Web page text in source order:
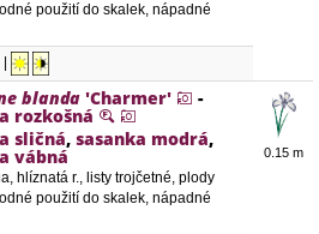
použití do skalek, nápadné
blanda 'Charmer' -
rozkošná
sličná, sasanka modrá,
vábná
hlíznatá r., listy trojčetné, plody
použití do skalek, nápadné
0.15 m